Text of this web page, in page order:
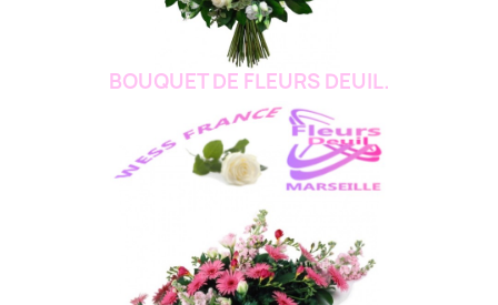
BOUQUET DE FLEURS DEUIL.